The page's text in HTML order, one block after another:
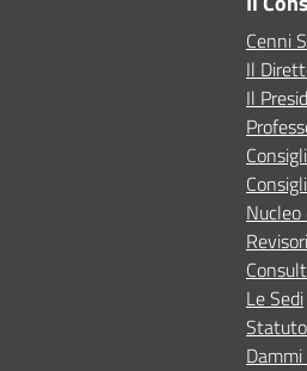
Cenni
Il
Il
Le Sedi